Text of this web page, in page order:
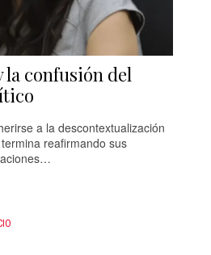
la confusión del
a la descontextualización
reafirmando sus